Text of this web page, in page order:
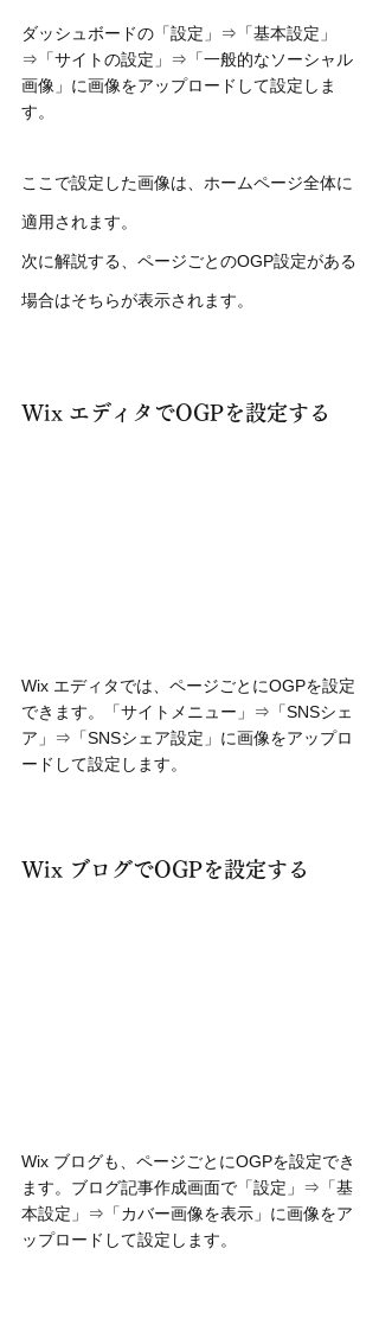
ダッシュボードの「設定」⇒「基本設定」
⇒「サイトの設定」⇒「一般的なソーシャル
画像」に画像をアップロードして設定しま
す。
ここで設定した画像は、ホームページ全体に
適用されます。
次に解説する、ページごとのOGP設定がある
場合はそちらが表示されます。
Wix エディタでOGPを設定する
Wix エディタでは、ページごとにOGPを設定
できます。「サイトメニュー」⇒「SNSシェ
ア」⇒「SNSシェア設定」に画像をアップロ
ードして設定します。
Wix ブログでOGPを設定する
Wix ブログも、ページごとにOGPを設定でき
ます。ブログ記事作成画面で「設定」⇒「基
本設定」⇒「カバー画像を表示」に画像をア
ップロードして設定します。